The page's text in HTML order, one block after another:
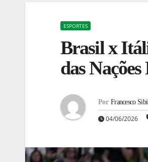
ESPORTES
Brasil x
das
Por Francesco
04/06/2026